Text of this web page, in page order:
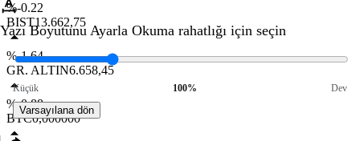
%-0.22
BIST13.662,75
%-1.64
GR. ALTIN6.658,45
%-0.88
BTC0,000000
Yazı Boyutunu Ayarla Okuma rahatlığı için seçin
Küçük 100% Dev
Varsayılana dön